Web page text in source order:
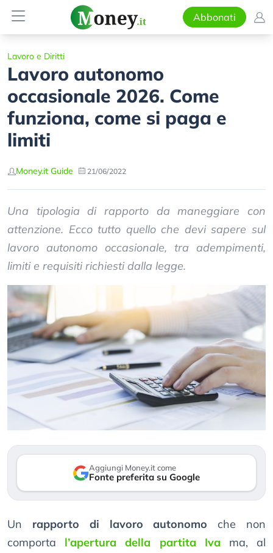
Abbonati
Lavoro e Diritti
Lavoro autonomo
occasionale 2026. Come
funziona, come si paga e
limiti
Money.it Guide 21/06/2022
Una tipologia di rapporto da maneggiare con
attenzione. Ecco tutto quello che devi sapere sul
lavoro autonomo occasionale, tra adempimenti,
limiti e requisiti richiesti dalla legge.
Aggiungi Money.it come
Fonte preferita su Google
Un rapporto di lavoro autonomo che non
comporta l’apertura della partita Iva ma, al